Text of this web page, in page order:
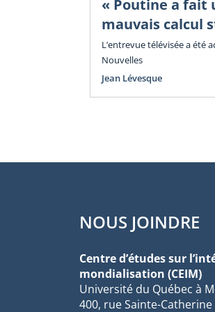
« Poutine a fait
mauvais calcul
L’entrevue télévisée a été
Nouvelles
Jean Lévesque
NOUS JOINDRE
Centre d’études sur
mondialisation (CEIM)
Université du Québec à
400, rue Sainte-Catherine